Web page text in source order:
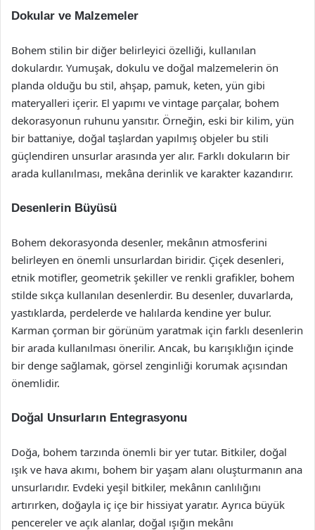
Dokular ve Malzemeler
Bohem stilin bir diğer belirleyici özelliği, kullanılan
dokulardır. Yumuşak, dokulu ve doğal malzemelerin ön
planda olduğu bu stil, ahşap, pamuk, keten, yün gibi
materyalleri içerir. El yapımı ve vintage parçalar, bohem
dekorasyonun ruhunu yansıtır. Örneğin, eski bir kilim, yün
bir battaniye, doğal taşlardan yapılmış objeler bu stili
güçlendiren unsurlar arasında yer alır. Farklı dokuların bir
arada kullanılması, mekâna derinlik ve karakter kazandırır.
Desenlerin Büyüsü
Bohem dekorasyonda desenler, mekânın atmosferini
belirleyen en önemli unsurlardan biridir. Çiçek desenleri,
etnik motifler, geometrik şekiller ve renkli grafikler, bohem
stilde sıkça kullanılan desenlerdir. Bu desenler, duvarlarda,
yastıklarda, perdelerde ve halılarda kendine yer bulur.
Karman çorman bir görünüm yaratmak için farklı desenlerin
bir arada kullanılması önerilir. Ancak, bu karışıklığın içinde
bir denge sağlamak, görsel zenginliği korumak açısından
önemlidir.
Doğal Unsurların Entegrasyonu
Doğa, bohem tarzında önemli bir yer tutar. Bitkiler, doğal
ışık ve hava akımı, bohem bir yaşam alanı oluşturmanın ana
unsurlarıdır. Evdeki yeşil bitkiler, mekânın canlılığını
artırırken, doğayla iç içe bir hissiyat yaratır. Ayrıca büyük
pencereler ve açık alanlar, doğal ışığın mekânı